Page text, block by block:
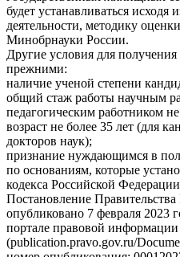
будет устанавливаться исходя
деятельности, методику
Минобрнауки России.
Другие условия для получения
прежними:
наличие ученой степени
общий стаж работы научным
педагогическим работником
возраст не более 35 лет (для
докторов наук);
признание нуждающимся в
по основаниям, которые
кодекса Российской
Постановление
опубликовано 7 февраля 2023
портале правовой информации
(publication.pravo.gov.ru/